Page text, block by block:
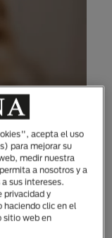
y cómo
acepta el uso
para mejorar su
medir nuestra
a nosotros y a
sus intereses.
privacidad y
haciendo clic en el
sitio web en